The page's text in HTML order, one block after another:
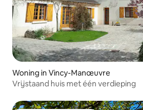
Woning in Vincy-Manœuvre
Vrijstaand huis met één verdieping